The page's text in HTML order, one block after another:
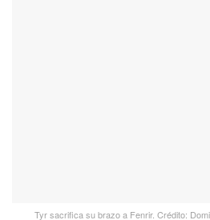
Tyr sacrifica su brazo a Fenrir. Crédito: